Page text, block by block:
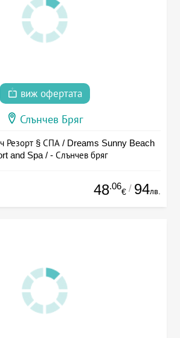
виж офертата
Слънчев Бряг
Резорт § СПА / Dreams Sunny Beach
and Spa / - Слънчев бряг
48.06
€ / 94лв.